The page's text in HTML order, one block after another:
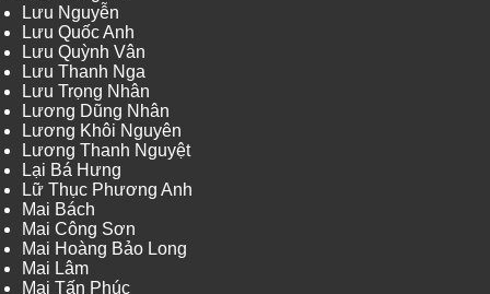
Lưu Nguyễn
Lưu Quốc Anh
Lưu Quỳnh Vân
Lưu Thanh Nga
Lưu Trọng Nhân
Lương Dũng Nhân
Lương Khôi Nguyên
Lương Thanh Nguyệt
Lại Bá Hưng
Lữ Thục Phương Anh
Mai Bách
Mai Công Sơn
Mai Hoàng Bảo Long
Mai Lâm
Mai Tấn Phúc